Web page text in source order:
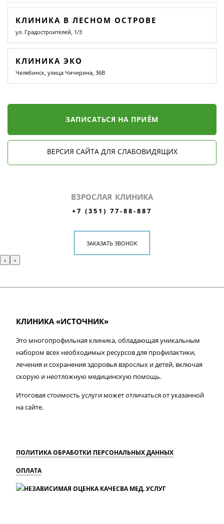
КЛИНИКА В ЛЕСНОМ ОСТРОВЕ
ул. Градостроителей, 1/3
КЛИНИКА ЭКО
Челябинск, улица Чичерина, 36В
ЗАПИСАТЬСЯ НА ПРИЁМ
ВЕРСИЯ САЙТА ДЛЯ СЛАБОВИДЯЩИХ
ВЗРОСЛАЯ КЛИНИКА
+7 (351) 77-88-887
ЗАКАЗАТЬ ЗВОНОК
‹ ›
КЛИНИКА «ИСТОЧНИК»
Это многопрофильная клиника, обладающая уникальным
набором всех необходимых ресурсов для профилактики,
лечения и сохранения здоровья взрослых и детей, включая
скорую и неотложную медицинскую помощь.
Итоговая стоимость услуги может отличаться от указанной
на сайте.
ПОЛИТИКА ОБРАБОТКИ ПЕРСОНАЛЬНЫХ ДАННЫХ
ОПЛАТА